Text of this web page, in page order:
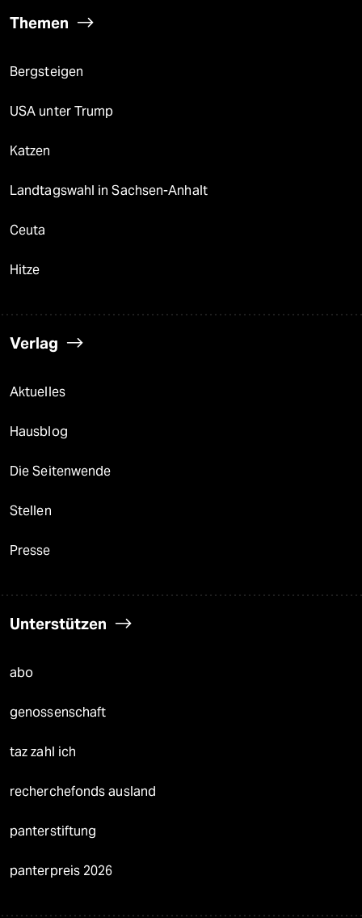
Themen
Bergsteigen
USA unter Trump
Katzen
Landtagswahl in Sachsen-Anhalt
Ceuta
Hitze
Verlag
Aktuelles
Hausblog
Die Seitenwende
Stellen
Presse
Unterstützen
abo
genossenschaft
taz zahl ich
recherchefonds ausland
panterstiftung
panterpreis 2026